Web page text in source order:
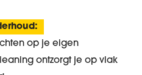
op je eigen
ontzorgt je op vlak